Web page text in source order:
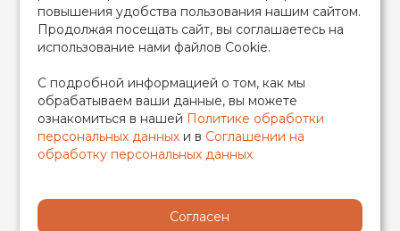
2026 © TIM (ТИМ) Инженерная сантехника, Все права
защищены
ИП Гончаренко Надежда Николаевна
500708528433/319500700011740
повышения удобства пользования нашим сайтом.
Продолжая посещать сайт, вы соглашаетесь на
использование нами файлов Cookie.
С подробной информацией о том, как мы
обрабатываем ваши данные, вы можете
ознакомиться в нашей Политике обработки
персональных данных и в Соглашении на
обработку персональных данных
Согласен